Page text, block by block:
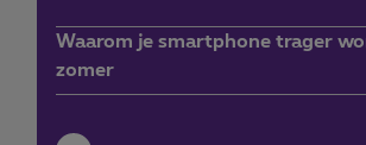
Waarom je smartphone trager
zomer